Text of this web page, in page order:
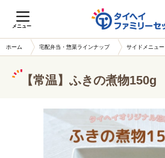
メニュー
ホーム 宅配弁当・惣菜ラインナップ サイドメニュー
【常温】ふきの煮物150g